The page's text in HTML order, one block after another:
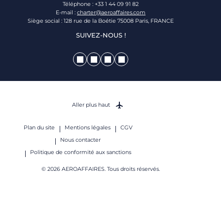
Téléphone : +33 1 44 09 91 82
E-mail : charter@aeroaffaires.com
Siège social : 128 rue de la Boétie 75008 Paris, FRANCE
SUIVEZ-NOUS !
Plan du site Mentions légales
CGV
Nous contacter
Politique de conformité aux sanctions
© 2026 AEROAFFAIRES. Tous droits réservés.
Aller plus haut